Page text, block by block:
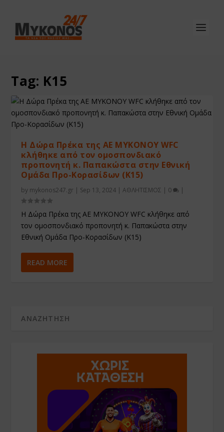
Tag: Κ15
Η Δώρα Πρέκα της ΑΕ ΜΥΚΟΝΟΥ WFC
κλήθηκε από τον ομοσπονδιακό
προπονητή κ. Παπακώστα στην Εθνική
Ομάδα Προ-Κορασίδων (Κ15)
by mykonos247.gr | Sep 13, 2024 |ΑΘΛΗΤΙΣΜΟΣ | 0 |
Η Δώρα Πρέκα της ΑΕ ΜΥΚΟΝΟΥ WFC κλήθηκε από
τον ομοσπονδιακό προπονητή κ. Παπακώστα στην
Εθνική Ομάδα Προ-Κορασίδων (Κ15)
READ MORE